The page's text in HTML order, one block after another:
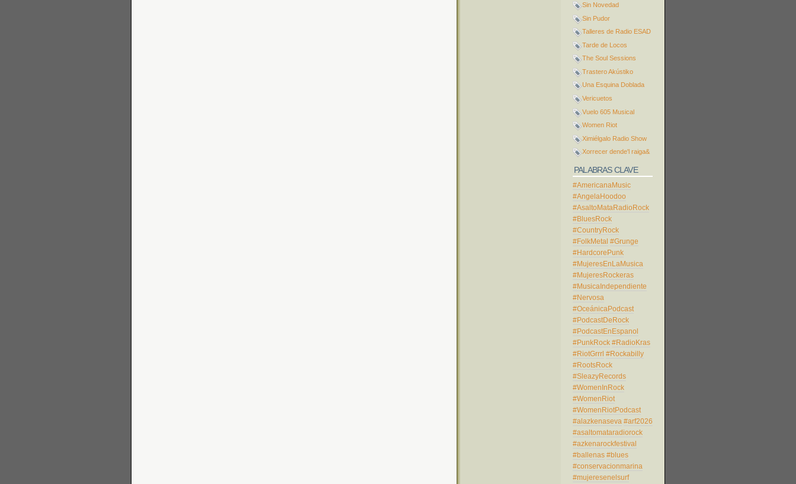
Sin Novedad
Sin Pudor
Talleres de Radio ESAD
Tarde de Locos
The Soul Sessions
Trastero Akústiko
Una Esquina Doblada
Vericuetos
Vuelo 605 Musical
Women Riot
Ximiélgalo Radio Show
Xorrecer dende'l raiga&
PALABRAS CLAVE
#AmericanaMusic
#AngelaHoodoo
#AsaltoMataRadioRock
#BluesRock
#CountryRock
#FolkMetal #Grunge
#HardcorePunk
#MujeresEnLaMusica
#MujeresRockeras
#MusicaIndependiente
#Nervosa
#OceánicaPodcast
#PodcastDeRock
#PodcastEnEspanol
#PunkRock #RadioKras
#RiotGrrrl #Rockabilly
#RootsRock
#SleazyRecords
#WomenInRock
#WomenRiot
#WomenRiotPodcast
#alazkenaseva #arf2026
#asaltomataradiorock
#azkenarockfestival
#ballenas #blues
#conservacionmarina
#mujeresenelsurf